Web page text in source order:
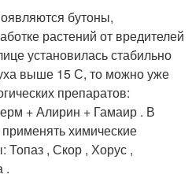
бутоны,
растений от вредителей
установилась стабильно
выше 15 С, то можно уже
препаратов:
+ Алирин + Гамаир . В
химические
Топаз , Скор , Хорус ,
.